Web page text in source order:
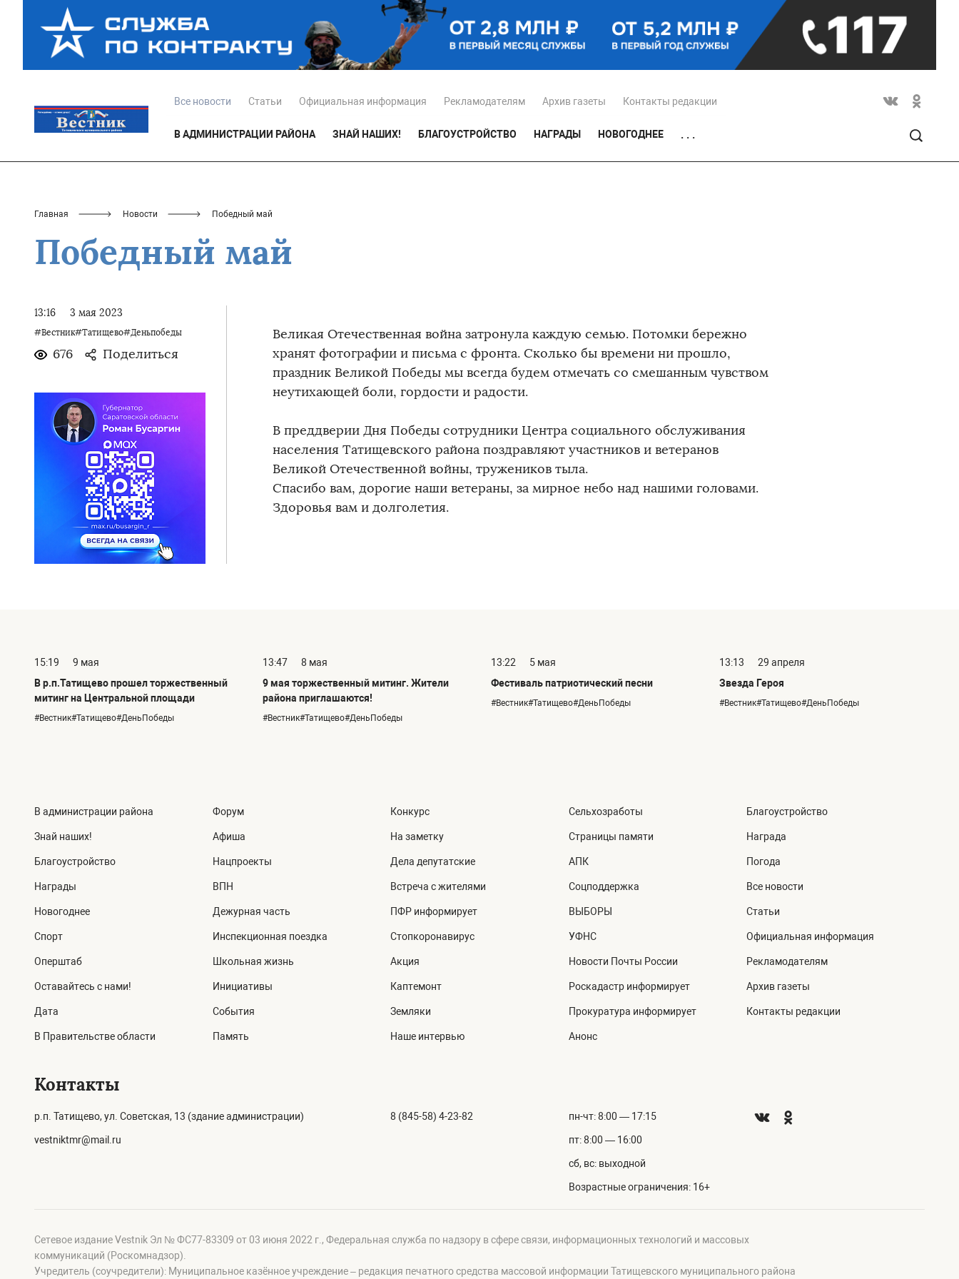
Все новости Статьи Официальная информация Рекламодателям Архив газеты Контакты редакции
В АДМИНИСТРАЦИИ РАЙОНА ЗНАЙ НАШИХ! БЛАГОУСТРОЙСТВО НАГРАДЫ НОВОГОДНЕЕ . . .
Главная Новости Победный май
Победный май
13:16 3 мая 2023
#Вестник#Татищево#Деньпобеды
676 Поделиться
Великая Отечественная война затронула каждую семью. Потомки бережно
хранят фотографии и письма с фронта. Сколько бы времени ни прошло,
праздник Великой Победы мы всегда будем отмечать со смешанным чувством
неутихающей боли, гордости и радости.
В преддверии Дня Победы сотрудники Центра социального обслуживания
населения Татищевского района поздравляют участников и ветеранов
Великой Отечественной войны, тружеников тыла.
Спасибо вам, дорогие наши ветераны, за мирное небо над нашими головами.
Здоровья вам и долголетия.
15:19
9 мая
В р.п.Татищево прошел торжественный
митинг на Центральной площади
#Вестник#Татищево#ДеньПобеды
13:47
8 мая
9 мая торжественный митинг. Жители
района приглашаются!
#Вестник#Татищево#ДеньПобеды
13:22
5 мая
Фестиваль патриотический песни
#Вестник#Татищево#ДеньПобеды
13:13
29 апреля
Звезда Героя
#Вестник#Татищево#ДеньПобеды
В администрации района
Знай наших!
Благоустройство
Награды
Новогоднее
Спорт
Оперштаб
Оставайтесь с нами!
Дата
В Правительстве области
Форум
Афиша
Нацпроекты
ВПН
Дежурная часть
Инспекционная поездка
Школьная жизнь
Инициативы
События
Память
Конкурс
На заметку
Дела депутатские
Встреча с жителями
ПФР информирует
Стопкоронавирус
Акция
Каптемонт
Земляки
Наше интервью
Сельхозработы
Страницы памяти
АПК
Соцподдержка
ВЫБОРЫ
УФНС
Новости Почты России
Роскадастр информирует
Прокуратура информирует
Анонс
Благоустройство
Награда
Погода
Все новости
Статьи
Официальная информация
Рекламодателям
Архив газеты
Контакты редакции
Контакты
р.п. Татищево, ул. Советская, 13 (здание администрации)
vestniktmr@mail.ru
8 (845-58) 4-23-82 пн-чт: 8:00 — 17:15
пт: 8:00 — 16:00
сб, вс: выходной
Возрастные ограничения: 16+
Сетевое издание Vestnik Эл № ФС77-83309 от 03 июня 2022 г., Федеральная служба по надзору в сфере связи, информационных технологий и массовых
коммуникаций (Роскомнадзор).
Учредитель (соучредители): Муниципальное казённое учреждение – редакция печатного средства массовой информации Татищевского муниципального района